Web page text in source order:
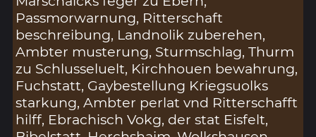
Passmorwarnung, Ritterschaft
beschreibung, Landnolik zuberehen,
Ambter musterung, Sturmschlag, Thurm
zu Schlusseluelt, Kirchhouen bewahrung,
Fuchstatt, Gaybestellung Kriegsuolks
starkung, Ambter perlat vnd Ritterschafft
hilff, Ebrachisch Vokg, der stat Eisfelt,